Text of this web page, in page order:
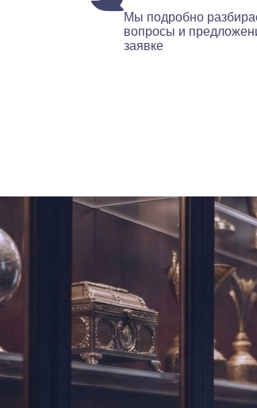
Мы подробно
вопросы и
заявке